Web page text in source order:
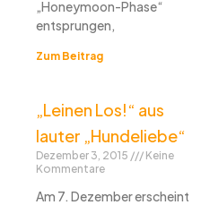
„Honeymoon-Phase“
entsprungen,
Zum Beitrag
„Leinen Los!“ aus
lauter „Hundeliebe“
Dezember 3, 2015
Keine
Kommentare
Am 7. Dezember erscheint